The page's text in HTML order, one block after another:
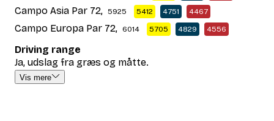
Campo Asia Par 72, 5925 5412 4751 4467
Campo Europa Par 72, 6014 5705 4829 4556
Driving range
Ja, udslag fra græs og måtte.
Vis mere